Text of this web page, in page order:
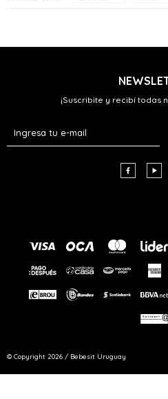
¡Suscribite y recibí todas
 
© Copyright 2026 / Bebesit Uruguay